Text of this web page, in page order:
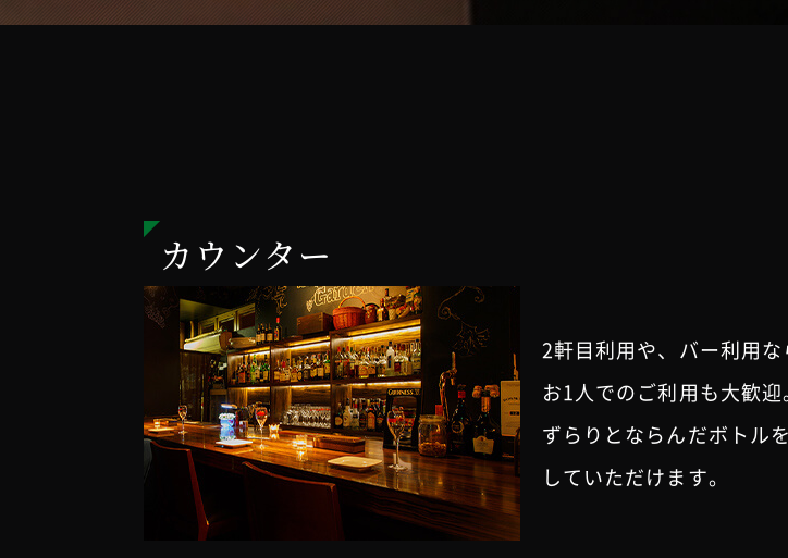
カウンター
2軒目利用や、バー利用な
お1人でのご利用も大歓迎
ずらりとならんだボトル
していただけます。